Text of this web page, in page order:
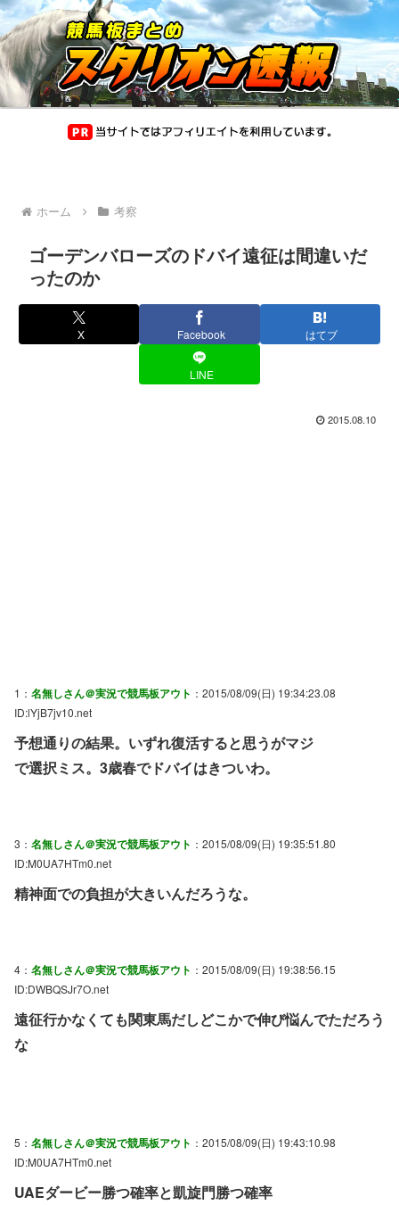
ホーム 考察
ゴーデンバローズのドバイ遠征は間違いだ
ったのか
X Facebook はてブ
LINE
2015.08.10
1： 名無しさん＠実況で競馬板アウト ：2015/08/09(日) 19:34:23.08
ID:lYjB7jv10.net
予想通りの結果。いずれ復活すると思うがマジ
で選択ミス。3歳春でドバイはきついわ。
3： 名無しさん＠実況で競馬板アウト ：2015/08/09(日) 19:35:51.80
ID:M0UA7HTm0.net
精神面での負担が大きいんだろうな。
4： 名無しさん＠実況で競馬板アウト ：2015/08/09(日) 19:38:56.15
ID:DWBQSJr7O.net
遠征行かなくても関東馬だしどこかで伸び悩んでただろう
な
5： 名無しさん＠実況で競馬板アウト ：2015/08/09(日) 19:43:10.98
ID:M0UA7HTm0.net
UAEダービー勝つ確率と凱旋門勝つ確率